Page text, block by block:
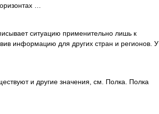
…
ситуацию применительно лишь к
информацию для других стран и регионов. У
и другие значения, см. Полка. Полка